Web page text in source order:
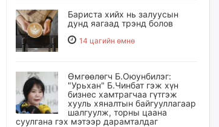
Бариста хийх нь залуусын
дунд яагаад трэнд болов
14 цагийн өмнө
Өмгөөлөгч Б.Оюунбилэг:
"Урьхан" Б.Чинбат гэж хүн
бизнес хамтрагчаа гүтгэж
хууль хяналтын байгууллагаар
шалгуулж, торны цаана
суулгана гэх мэтээр дарамталдаг